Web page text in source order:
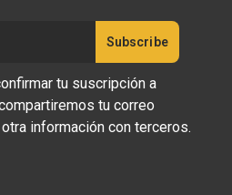
tu suscripción a
tu correo
información con terceros.